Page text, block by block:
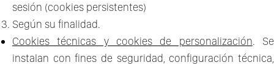
sesión (cookies persistentes)
Según su finalidad.
Cookies técnicas y cookies de personalización. Se
instalan con fines de seguridad, configuración técnica,